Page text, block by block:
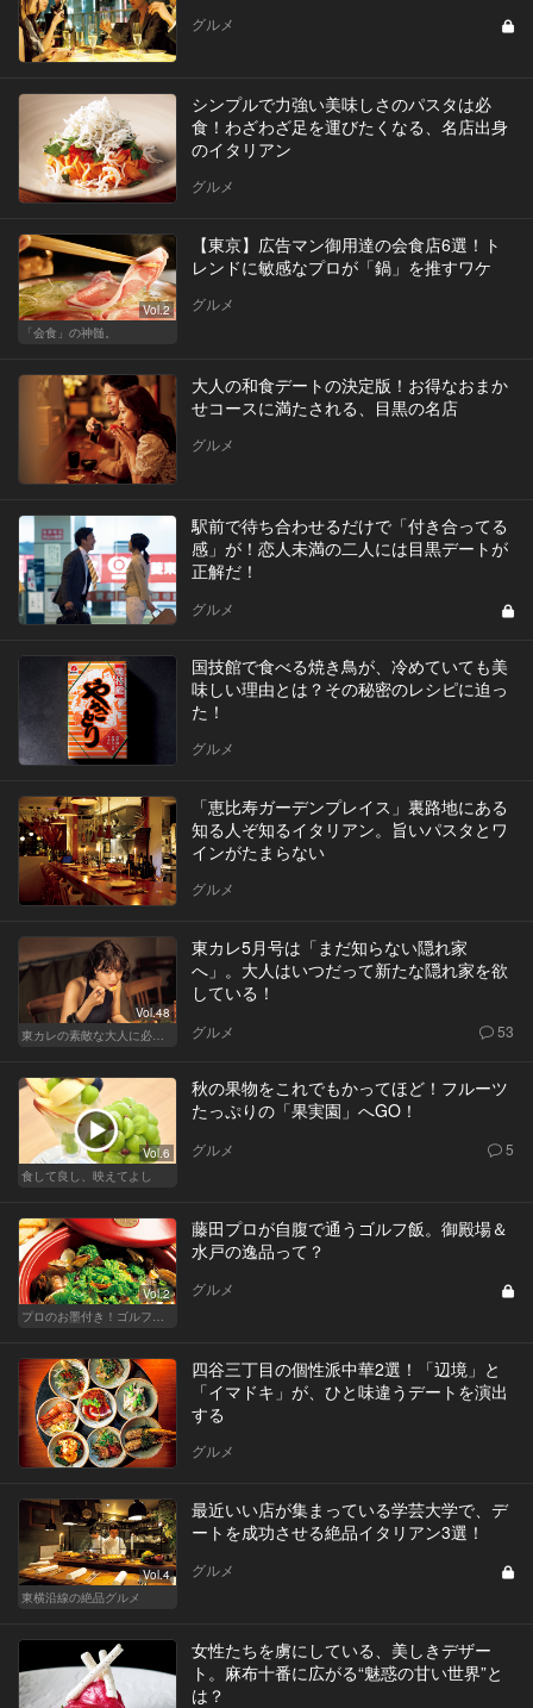
グルメ
シンプルで力強い美味しさのパスタは必
食！わざわざ足を運びたくなる、名店出身
のイタリアン
グルメ
Vol.2
「会食」の神髄。
【東京】広告マン御用達の会食店6選！ト
レンドに敏感なプロが「鍋」を推すワケ
グルメ
大人の和食デートの決定版！お得なおまか
せコースに満たされる、目黒の名店
グルメ
駅前で待ち合わせるだけで「付き合ってる
感」が！恋人未満の二人には目黒デートが
正解だ！
グルメ
国技館で食べる焼き鳥が、冷めていても美
味しい理由とは？その秘密のレシピに迫っ
た！
グルメ
「恵比寿ガーデンプレイス」裏路地にある
知る人ぞ知るイタリアン。旨いパスタとワ
インがたまらない
グルメ
Vol.48
東カレ5月号は「まだ知らない隠れ家
へ」。大人はいつだって新たな隠れ家を欲
している！
グルメ 53
Vol.6
食して良し、映えてよし
秋の果物をこれでもかってほど！フルーツ
たっぷりの「果実園」へGO！
グルメ 5
Vol.2
藤田プロが自腹で通うゴルフ飯。御殿場＆
水戸の逸品って？
グルメ
四谷三丁目の個性派中華2選！「辺境」と
「イマドキ」が、ひと味違うデートを演出
する
グルメ
Vol.4
東横沿線の絶品グルメ
最近いい店が集まっている学芸大学で、デ
ートを成功させる絶品イタリアン3選！
グルメ
女性たちを虜にしている、美しきデザー
ト。麻布十番に広がる“魅惑の甘い世界”と
は？